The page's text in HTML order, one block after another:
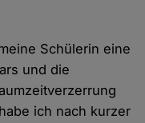
Schülerin eine
und die
ich nach kurzer